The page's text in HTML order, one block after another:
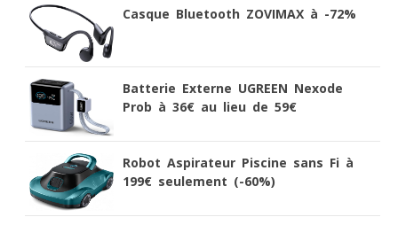
Casque Bluetooth ZOVIMAX à -72%
Batterie Externe UGREEN Nexode
Prob à 36€ au lieu de 59€
Robot Aspirateur Piscine sans Fi à
199€ seulement (-60%)